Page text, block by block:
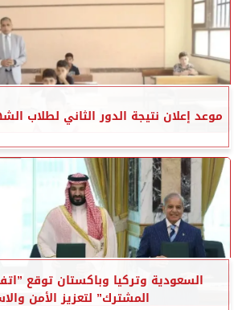
موعد إعلان نتيجة الدور الثاني لطلاب
السعودية وتركيا وباكستان توقع
المشترك” لتعزيز الأمن